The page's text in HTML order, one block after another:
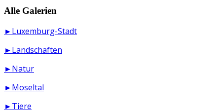
Alle Galerien
►Luxemburg-Stadt
►Landschaften
►Natur
►Moseltal
►Tiere